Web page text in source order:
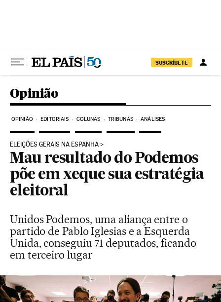
SUSCRÍBETE
Opinião
OPINIÃO EDITORIAIS COLUNAS TRIBUNAS ANÁLISES
ELEIÇÕES GERAIS NA ESPANHA
Mau resultado do Podemos
põe em xeque sua estratégia
eleitoral
Unidos Podemos, uma aliança entre o
partido de Pablo Iglesias e a Esquerda
Unida, conseguiu 71 deputados, ficando
em terceiro lugar